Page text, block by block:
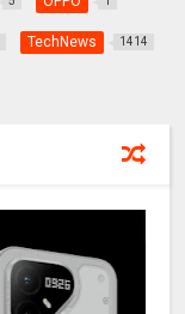
TechNews 1414